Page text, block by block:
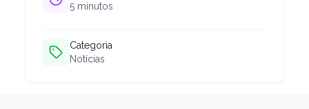
5 minutos
Categoria
Notícias